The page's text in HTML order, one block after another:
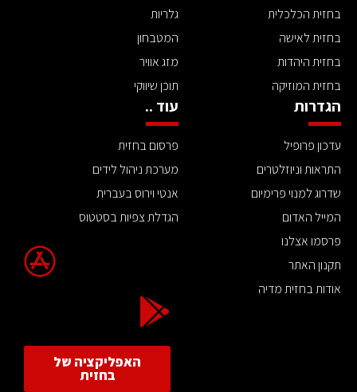
בחזית הכלכלית
בחזית לאישה
בחזית היהדות
בחזית המוזיקה
גלריות
המטבחון
מזג אוויר
תוכן שיווקי
הגדרות
עדכון פרופיל
התראות וניוזלטרים
שדרוג למנוי פרימיום
המייל האדום
פרסמו אצלנו
תקנון האתר
אודות בחזית מדיה
עוד ..
פרסום בחזית
מערכת ניהול לידים
אנטי וירוס בעברית
הגדלת צפיות בסטטוס
האפליקציה של
בחזית